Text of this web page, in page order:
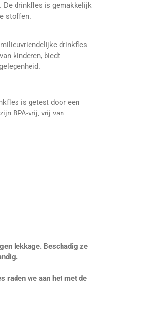
De drinkfles is gemakkelijk
stoffen.
drinkfles
kinderen, biedt
is getest door een
BPA-vrij, vrij van
lekkage. Beschadig ze
raden we aan het met de